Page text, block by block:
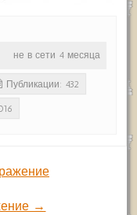
не в сети 4 месяца
Публикации: 432
→